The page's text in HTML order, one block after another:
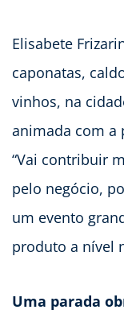
Elisabete
caponatas,
vinhos, na
animada com a
“Vai contribuir
pelo negócio,
um evento
produto a nível
Uma parada